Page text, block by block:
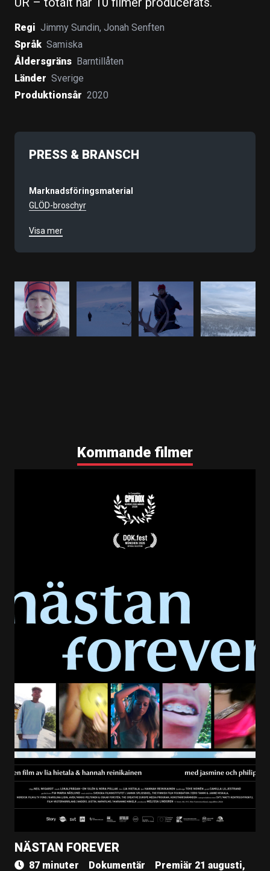
Regi Jimmy Sundin, Jonah Senften
Språk Samiska
Åldersgräns Barntillåten
Länder Sverige
Produktionsår 2020
PRESS & BRANSCH
Marknadsföringsmaterial
GLÖD-broschyr
Visa mer
Kommande filmer
NÄSTAN FOREVER
87 minuter Dokumentär Premiär 21 augusti,